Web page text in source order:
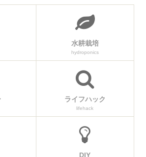
水耕栽培
hydroponics
ライフハック
lifehack
DIY